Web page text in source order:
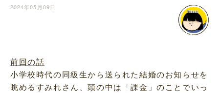
2024年05月09日
前回の話
小学校時代の同級生から送られた結婚のお知らせを
眺めるすみれさん、頭の中は「課金」のことでいっ